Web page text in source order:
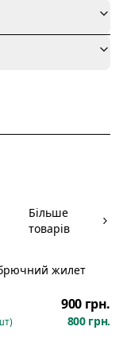
Більше
товарів
жилет
900 грн.
800 грн.